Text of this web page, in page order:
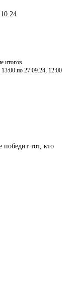
итогов
13:00 по 27.09.24, 12:00
победит тот, кто